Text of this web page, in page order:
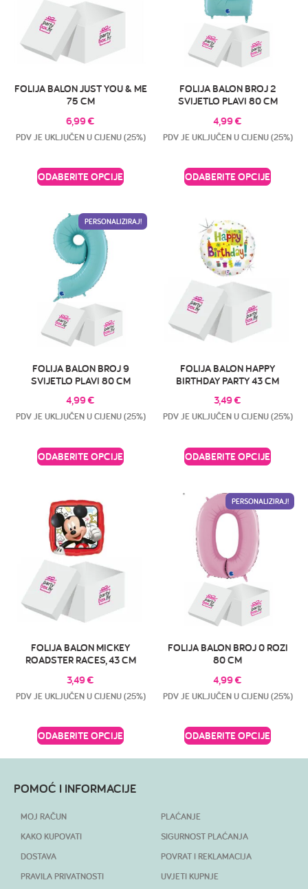
FOLIJA BALON JUST YOU & ME
75 CM
6,99€
PDV JE UKLJUČEN U CIJENU (25%)
ODABERITE OPCIJE
FOLIJA BALON BROJ 2
SVIJETLO PLAVI 80 CM
4,99€
PDV JE UKLJUČEN U CIJENU (25%)
ODABERITE OPCIJE
PERSONALIZIRAJ!
FOLIJA BALON BROJ 9
SVIJETLO PLAVI 80 CM
4,99€
PDV JE UKLJUČEN U CIJENU (25%)
ODABERITE OPCIJE
FOLIJA BALON HAPPY
BIRTHDAY PARTY 43 CM
3,49€
PDV JE UKLJUČEN U CIJENU (25%)
ODABERITE OPCIJE
FOLIJA BALON MICKEY
ROADSTER RACES, 43 CM
3,49€
PDV JE UKLJUČEN U CIJENU (25%)
ODABERITE OPCIJE
PERSONALIZIRAJ!
FOLIJA BALON BROJ 0 ROZI
80 CM
4,99€
PDV JE UKLJUČEN U CIJENU (25%)
ODABERITE OPCIJE
POMOĆ I INFORMACIJE
MOJ RAČUN
KAKO KUPOVATI
DOSTAVA
PRAVILA PRIVATNOSTI
PLAĆANJE
SIGURNOST PLAĆANJA
POVRAT I REKLAMACIJA
UVJETI KUPNJE